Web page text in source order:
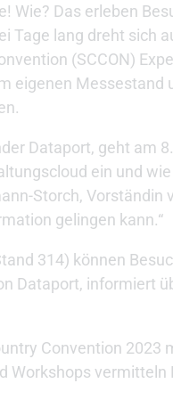
Wie? Das erleben
Tage lang dreht sich
(SCCON)
eigenen
Dataport, geht am
ein und
Storch,
gelingen kann.“
314) können
Dataport, informiert
Convention
Workshops